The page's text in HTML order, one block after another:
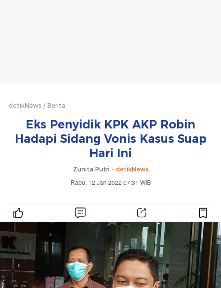
detikNews Berita
Eks Penyidik KPK AKP Robin
Hadapi Sidang Vonis Kasus Suap
Hari Ini
Zunita Putri - detikNews
Rabu, 12 Jan 2022 07:31 WIB